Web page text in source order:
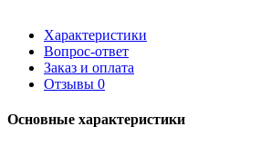
Характеристики
Вопрос-ответ
Заказ и оплата
Отзывы 0
Основные характеристики